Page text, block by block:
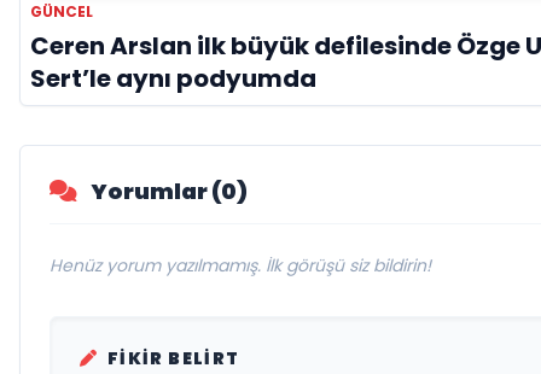
GÜNCEL
Ceren Arslan ilk büyük defilesinde Özge
Sert’le aynı podyumda
Yorumlar (0)
Henüz yorum yazılmamış. İlk görüşü siz bildirin!
FIKIR BELIRT